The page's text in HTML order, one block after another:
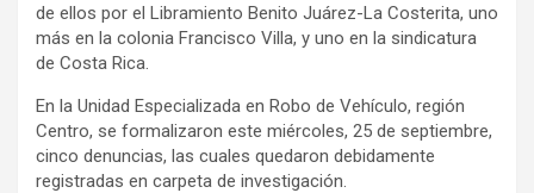
de ellos por el Libramiento Benito Juárez-La Costerita, uno
más en la colonia Francisco Villa, y uno en la sindicatura
de Costa Rica.
En la Unidad Especializada en Robo de Vehículo, región
Centro, se formalizaron este miércoles, 25 de septiembre,
cinco denuncias, las cuales quedaron debidamente
registradas en carpeta de investigación.